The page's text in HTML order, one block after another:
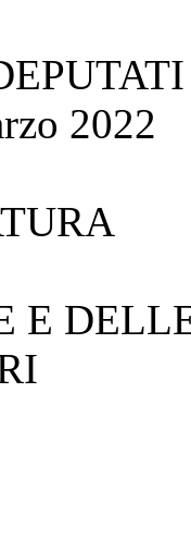
2022
E